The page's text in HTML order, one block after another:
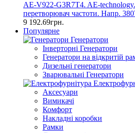
AE-V922-G3R7T4. AE-
перетворювач частоти. Напр.
9 192.69грн.
Популярне
Генератори
Інверторні Генератори
Генератори на відкритій
Дизельні генератори
Зварювальні Генератори
Аксесуари
Вимикачі
Комфорт
Накладні коробки
Рамки